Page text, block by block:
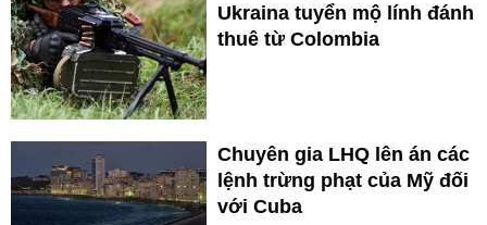
Ukraina tuyển mộ lính đánh
thuê từ Colombia
Chuyên gia LHQ lên án các
lệnh trừng phạt của Mỹ đối
với Cuba